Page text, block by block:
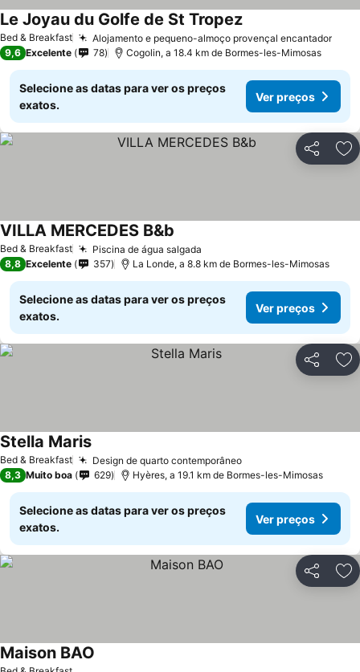
Bed & Breakfast Alojamento e pequeno-almoço provençal encantador
Le Joyau du Golfe de St Tropez
9,6 Excelente 78 Cogolin, a 18.4 km de Bormes-les-Mimosas
Selecione as datas para ver os preços
exatos.
Ver preços
Partilhar
Bed & Breakfast Piscina de água salgada
VILLA MERCEDES B&b
8,8 Excelente 357 La Londe, a 8.8 km de Bormes-les-Mimosas
Selecione as datas para ver os preços
exatos.
Ver preços
Partilhar
Bed & Breakfast Design de quarto contemporâneo
Stella Maris
8,3 Muito boa 629 Hyères, a 19.1 km de Bormes-les-Mimosas
Selecione as datas para ver os preços
exatos.
Ver preços
Partilhar
Maison BAO